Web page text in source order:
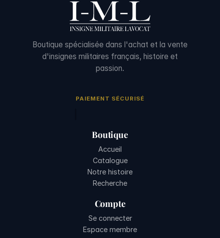
Boutique spécialisée dans l'achat et la vente
d'insignes militaires français, histoire et
passion.
PAIEMENT SÉCURISÉ
Boutique
Accueil
Catalogue
Notre histoire
Recherche
Compte
Se connecter
Espace membre